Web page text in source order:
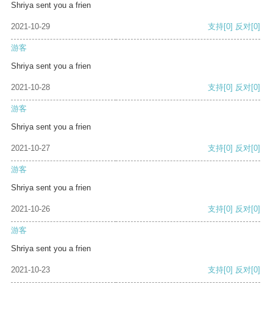
Shriya sent you a frien
2021-10-29 支持[0] 反对[0]
游客
Shriya sent you a frien
2021-10-28 支持[0] 反对[0]
游客
Shriya sent you a frien
2021-10-27 支持[0] 反对[0]
游客
Shriya sent you a frien
2021-10-26 支持[0] 反对[0]
游客
Shriya sent you a frien
2021-10-23 支持[0] 反对[0]